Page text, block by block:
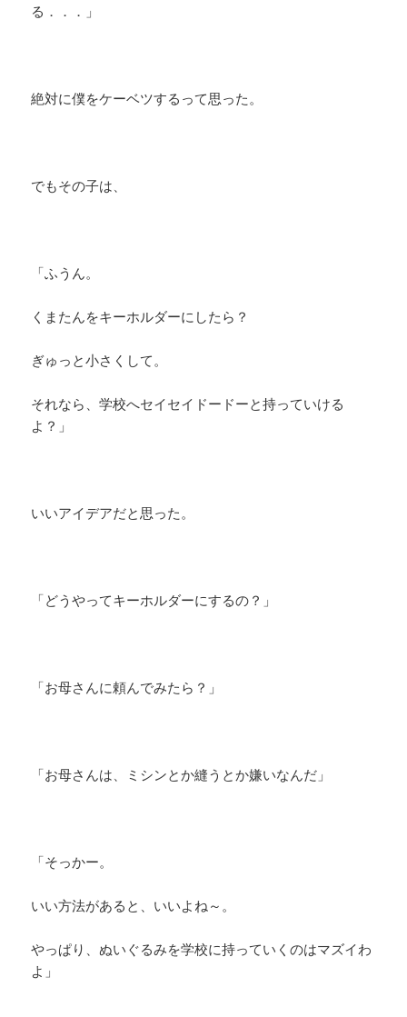
る．．．」
絶対に僕をケーベツするって思った。
でもその子は、
「ふうん。
くまたんをキーホルダーにしたら？
ぎゅっと小さくして。
それなら、学校へセイセイドードーと持っていける
よ？」
いいアイデアだと思った。
「どうやってキーホルダーにするの？」
「お母さんに頼んでみたら？」
「お母さんは、ミシンとか縫うとか嫌いなんだ」
「そっかー。
いい方法があると、いいよね～。
やっぱり、ぬいぐるみを学校に持っていくのはマズイわ
よ」